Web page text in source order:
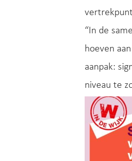
“In de
hoeven
aanpak:
niveau te